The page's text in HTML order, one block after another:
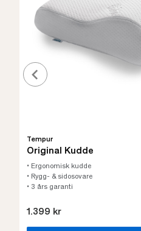
Tempur
Original Kudde
• Ergonomisk kudde
• Rygg- & sidosovare
• 3 års garanti
1.399 kr